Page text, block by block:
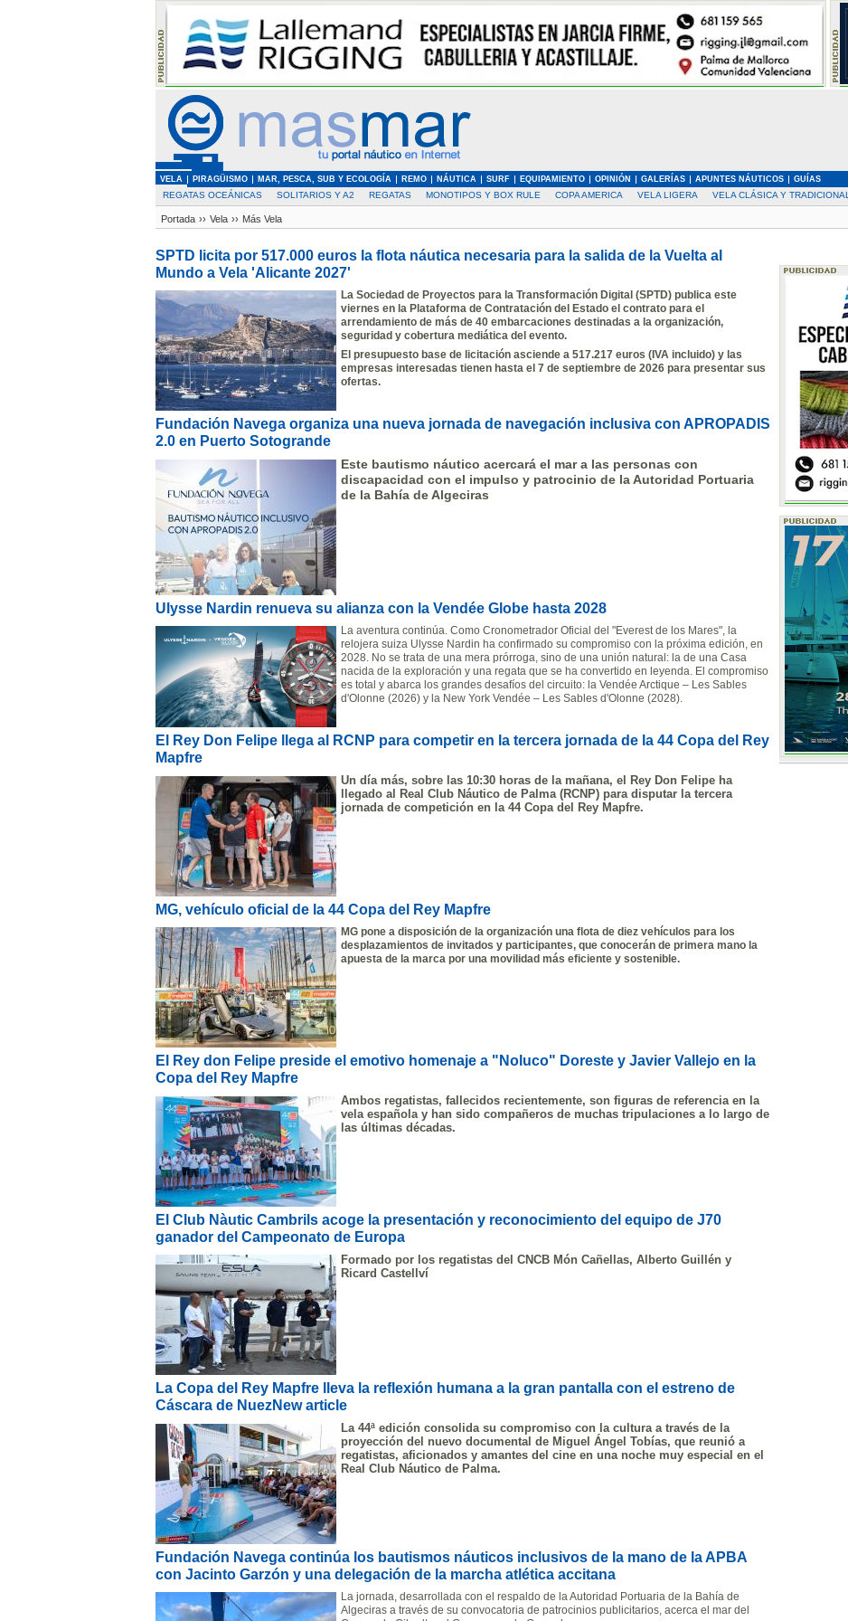
VELA PIRAGÜISMO MAR, PESCA, SUB Y ECOLOGÍA REMO NÁUTICA SURF EQUIPAMIENTO OPINIÓN GALERÍAS APUNTES NÁUTICOS GUÍAS
REGATAS OCEÁNICAS SOLITARIOS Y A2 REGATAS MONOTIPOS Y BOX RULE COPA AMERICA VELA LIGERA VELA CLÁSICA Y TRADICIONAL
Portada ›› Vela ›› Más Vela
SPTD licita por 517.000 euros la flota náutica necesaria para la salida de la Vuelta al
Mundo a Vela 'Alicante 2027'
La Sociedad de Proyectos para la Transformación Digital (SPTD) publica este
viernes en la Plataforma de Contratación del Estado el contrato para el
arrendamiento de más de 40 embarcaciones destinadas a la organización,
seguridad y cobertura mediática del evento.
El presupuesto base de licitación asciende a 517.217 euros (IVA incluido) y las
empresas interesadas tienen hasta el 7 de septiembre de 2026 para presentar sus
ofertas.
Fundación Navega organiza una nueva jornada de navegación inclusiva con APROPADIS
2.0 en Puerto Sotogrande
Este bautismo náutico acercará el mar a las personas con
discapacidad con el impulso y patrocinio de la Autoridad Portuaria
de la Bahía de Algeciras
Ulysse Nardin renueva su alianza con la Vendée Globe hasta 2028
La aventura continúa. Como Cronometrador Oficial del "Everest de los Mares", la
relojera suiza Ulysse Nardin ha confirmado su compromiso con la próxima edición, en
2028. No se trata de una mera prórroga, sino de una unión natural: la de una Casa
nacida de la exploración y una regata que se ha convertido en leyenda. El compromiso
es total y abarca los grandes desafíos del circuito: la Vendée Arctique – Les Sables
d'Olonne (2026) y la New York Vendée – Les Sables d'Olonne (2028).
El Rey Don Felipe llega al RCNP para competir en la tercera jornada de la 44 Copa del Rey
Mapfre
Un día más, sobre las 10:30 horas de la mañana, el Rey Don Felipe ha
llegado al Real Club Náutico de Palma (RCNP) para disputar la tercera
jornada de competición en la 44 Copa del Rey Mapfre.
MG, vehículo oficial de la 44 Copa del Rey Mapfre
MG pone a disposición de la organización una flota de diez vehículos para los
desplazamientos de invitados y participantes, que conocerán de primera mano la
apuesta de la marca por una movilidad más eficiente y sostenible.
El Rey don Felipe preside el emotivo homenaje a "Noluco" Doreste y Javier Vallejo en la
Copa del Rey Mapfre
Ambos regatistas, fallecidos recientemente, son figuras de referencia en la
vela española y han sido compañeros de muchas tripulaciones a lo largo de
las últimas décadas.
El Club Nàutic Cambrils acoge la presentación y reconocimiento del equipo de J70
ganador del Campeonato de Europa
Formado por los regatistas del CNCB Món Cañellas, Alberto Guillén y
Ricard Castellví
La Copa del Rey Mapfre lleva la reflexión humana a la gran pantalla con el estreno de
Cáscara de NuezNew article
La 44ª edición consolida su compromiso con la cultura a través de la
proyección del nuevo documental de Miguel Ángel Tobías, que reunió a
regatistas, aficionados y amantes del cine en una noche muy especial en el
Real Club Náutico de Palma.
Fundación Navega continúa los bautismos náuticos inclusivos de la mano de la APBA
con Jacinto Garzón y una delegación de la marcha atlética accitana
La jornada, desarrollada con el respaldo de la Autoridad Portuaria de la Bahía de
Algeciras a través de su convocatoria de patrocinios publicitarios, acerca el mar del